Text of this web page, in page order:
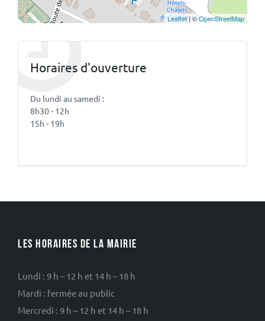
Leaflet| ©OpenStreetMap
Horaires d'ouverture
Du lundi au samedi :
8h30 - 12h
15h - 19h
LES HORAIRES DE LA MAIRIE
Lundi : 9 h – 12 h et 14 h – 18 h
Mardi : fermée au public
Mercredi : 9 h – 12 h et 14 h – 18 h